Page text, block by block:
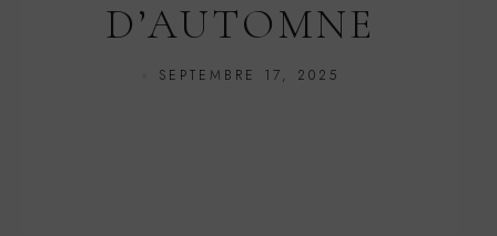
SEPTEMBRE 17, 2025